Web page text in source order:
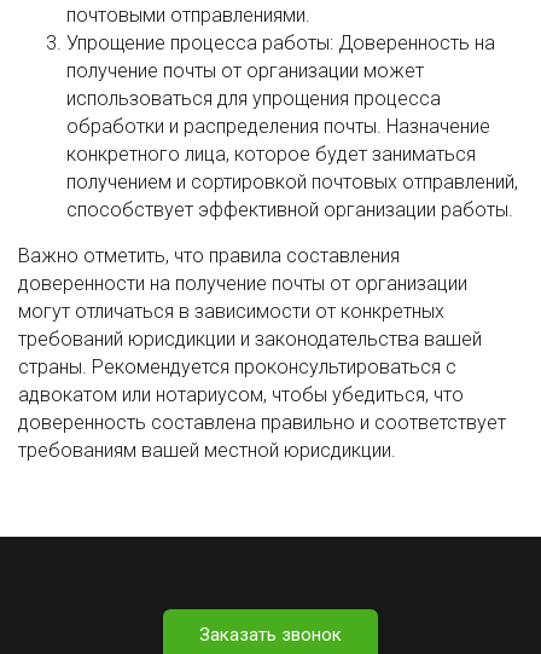
почтовыми отправлениями.
Упрощение процесса работы: Доверенность на
получение почты от организации может
использоваться для упрощения процесса
обработки и распределения почты. Назначение
конкретного лица, которое будет заниматься
получением и сортировкой почтовых отправлений,
способствует эффективной организации работы.
Важно отметить, что правила составления
доверенности на получение почты от организации
могут отличаться в зависимости от конкретных
требований юрисдикции и законодательства вашей
страны. Рекомендуется проконсультироваться с
адвокатом или нотариусом, чтобы убедиться, что
доверенность составлена правильно и соответствует
требованиям вашей местной юрисдикции.
Заказать звонок